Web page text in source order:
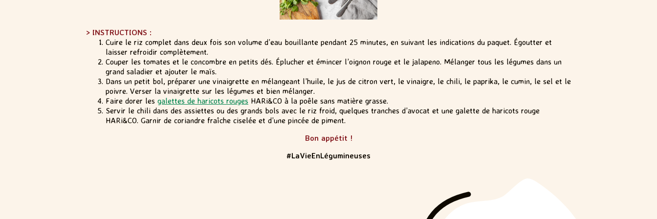
> INSTRUCTIONS :
Cuire le riz complet dans deux fois son volume d’eau bouillante pendant 25 minutes, en suivant les indications du paquet. Égoutter et
laisser refroidir complètement.
Couper les tomates et le concombre en petits dés. Éplucher et émincer l’oignon rouge et le jalapeno. Mélanger tous les légumes dans un
grand saladier et ajouter le maïs.
Dans un petit bol, préparer une vinaigrette en mélangeant l’huile, le jus de citron vert, le vinaigre, le chili, le paprika, le cumin, le sel et le
poivre. Verser la vinaigrette sur les légumes et bien mélanger.
Faire dorer les galettes de haricots rouges HARi&CO à la poêle sans matière grasse.
Servir le chili dans des assiettes ou des grands bols avec le riz froid, quelques tranches d’avocat et une galette de haricots rouge
HARi&CO. Garnir de coriandre fraîche ciselée et d’une pincée de piment.
Bon appétit !
#LaVieEnLégumineuses